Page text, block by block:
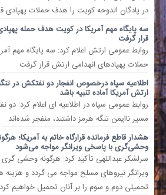
در پادگان الدوحه کویت را هدف حملات پهپادی
سه پایگاه مهم آمریکا در کویت هدف حمله
قرار گرفت
روابط عمومی ارتش اعلام کرد: سه پایگاه مهم
حملات پهپادهای انهدامی ارتش قرار گرفت
اطلاعیه سپاه درخصوص انفجار دو نفتکش در
ارتش آمریکا آماده تنبیه باشد
روابط عمومی سپاه در اطلاعیه ای اعلام کرد:
مسیر ناایمن تنگه هرمز داشتند، منفجر شده‌اند.
هشدار قاطع فرمانده قرارگاه خاتم به آمریکا؛
وحشی‌گری با پاسخی ویرانگر مواجه می‌شود
سرلشکر عبداللهی تأکید کرد: هرگونه وحشی
ویرانگر نیروهای مسلح مواجه می گردد و
تحمیلی دوم و سوم را بر آنان تحمیل خواهیم